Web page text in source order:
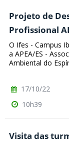
Projeto de
Profissional
O Ifes - Campus
a APEA/ES -
Ambiental do
17/10/22
10h39
Visita das